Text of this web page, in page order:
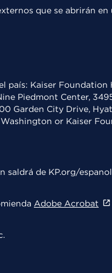
que se abrirán
país: Kaiser
Piedmont Center,
Garden City Drive,
or Kaiser
saldrá de KP.org/
Adobe Acrobat